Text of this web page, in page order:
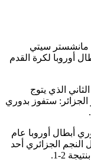
مانشستر سيتي
أوروبا لكرة القدم
الذي يتوج
ستفوز بدوري
أبطال أوروبا عام
النجم الجزائري أحد
2-1.